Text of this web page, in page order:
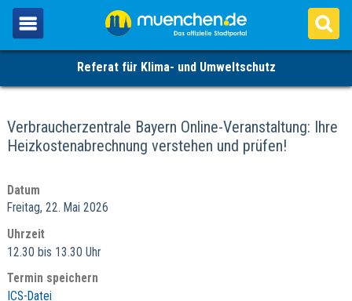
Referat für Klima- und Umweltschutz
Verbraucherzentrale Bayern Online-Veranstaltung: Ihre
Heizkostenabrechnung verstehen und prüfen!
Datum
Freitag, 22. Mai 2026
Uhrzeit
12.30 bis 13.30 Uhr
Termin speichern
ICS-Datei